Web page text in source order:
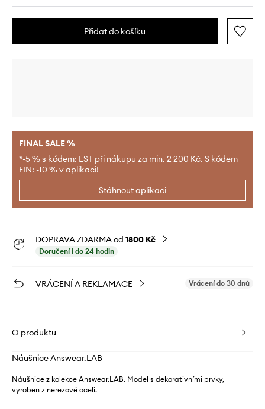
Přidat do košíku
FINAL SALE %
*-5 % s kódem: LST při nákupu za min. 2 200 Kč. S kódem
FIN: -10 % v aplikaci!
Stáhnout aplikaci
DOPRAVA ZDARMA od 1800 Kč
Doručení i do 24 hodin
VRÁCENÍ A REKLAMACE Vrácení do 30 dnů
O produktu
Náušnice Answear.LAB
Náušnice z kolekce Answear.LAB. Model s dekorativními prvky,
vyroben z nerezové oceli.